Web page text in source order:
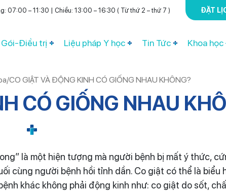
07:00 – 11:30 | Chiều: 13:00 – 16:30 ( Từ thứ 2 – thứ 7 ) ĐẶT
Gói-Điều trị Liệu pháp Y học Tin Tức Khoa
/CO GIẬT VÀ ĐỘNG KINH CÓ GIỐNG NHAU KHÔNG?
CÓ GIỐNG NHAU
là một hiện tượng mà người bệnh bị mất ý thức,
cùng người bệnh hồi tỉnh dần. Co giật có thể là biểu
khác không phải động kinh như: co giật do sốt,